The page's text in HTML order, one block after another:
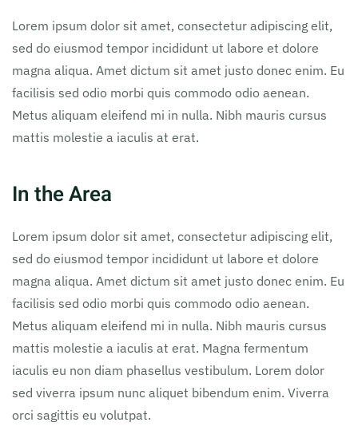
Lorem ipsum dolor sit amet, consectetur adipiscing elit,
sed do eiusmod tempor incididunt ut labore et dolore
magna aliqua. Amet dictum sit amet justo donec enim. Eu
facilisis sed odio morbi quis commodo odio aenean.
Metus aliquam eleifend mi in nulla. Nibh mauris cursus
mattis molestie a iaculis at erat.
In the Area
Lorem ipsum dolor sit amet, consectetur adipiscing elit,
sed do eiusmod tempor incididunt ut labore et dolore
magna aliqua. Amet dictum sit amet justo donec enim. Eu
facilisis sed odio morbi quis commodo odio aenean.
Metus aliquam eleifend mi in nulla. Nibh mauris cursus
mattis molestie a iaculis at erat. Magna fermentum
iaculis eu non diam phasellus vestibulum. Lorem dolor
sed viverra ipsum nunc aliquet bibendum enim. Viverra
orci sagittis eu volutpat.